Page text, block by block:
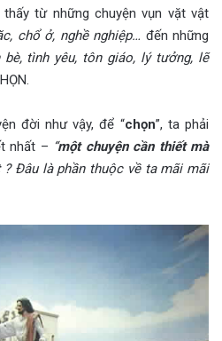
từ những chuyện vụn vặt vật
chổ ở, nghề nghiệp… đến những
bè, tình yêu, tôn giáo, lý tưởng, lẽ
đời như vậy, để “chọn”, ta phải
nhất – “một chuyện cần thiết mà
? Đâu là phần thuộc về ta mãi mãi